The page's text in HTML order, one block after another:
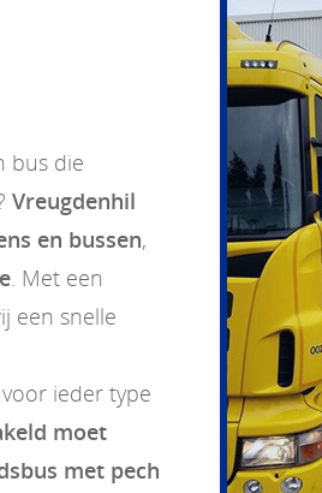
bus die
Vreugdenhil
en bussen,
. Met een
een snelle
ieder type
moet
met pech